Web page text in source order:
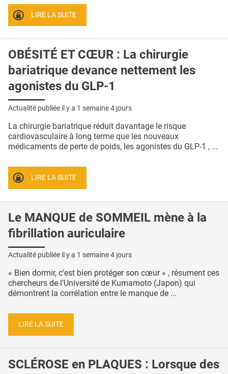
CONTACTLIRE LA SUITE
OBÉSITÉ ET CŒUR : La chirurgie
bariatrique devance nettement les
agonistes du GLP-1
Actualité publiée il y a 1 semaine 4 jours
La chirurgie bariatrique réduit davantage le risque
cardiovasculaire à long terme que les nouveaux
médicaments de perte de poids, les agonistes du GLP-1 , ...
LIRE LA SUITE
Le MANQUE de SOMMEIL mène à la
fibrillation auriculaire
Actualité publiée il y a 1 semaine 4 jours
« Bien dormir, c'est bien protéger son cœur » , résument ces
chercheurs de l’Université de Kumamoto (Japon) qui
démontrent la corrélation entre le manque de ...
LIRE LA SUITE
SCLÉROSE en PLAQUES : Lorsque des